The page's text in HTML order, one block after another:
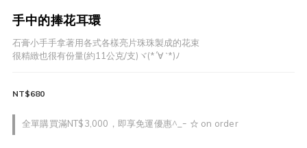
手中的捧花耳環
石膏小手手拿著用各式各樣亮片珠珠製成的花束
很精緻也很有份量(約11公克/支)ヾ(*´∀ ˋ*)ﾉ
全單購買滿NT$3,000，即享免運優惠^_ｰ ☆ on order
NT$680